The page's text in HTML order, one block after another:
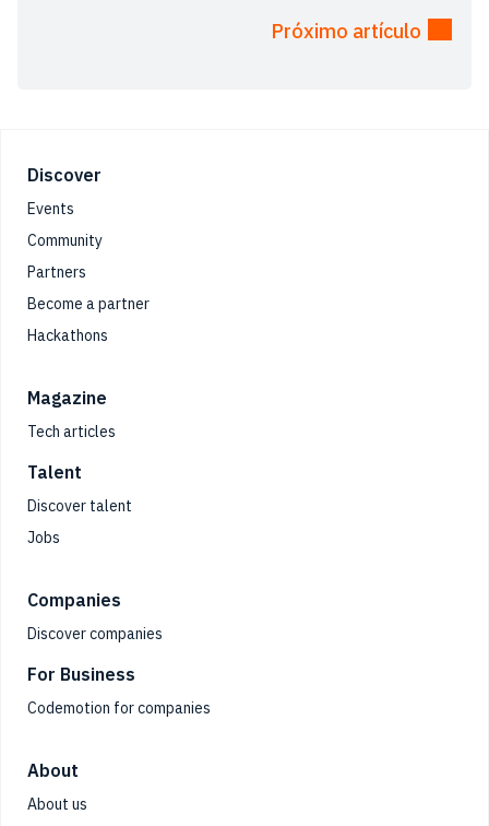
Próximo artículo
Footer
Discover
Events
Community
Partners
Become a partner
Hackathons
Magazine
Tech articles
Talent
Discover talent
Jobs
Companies
Discover companies
For Business
Codemotion for companies
About
About us